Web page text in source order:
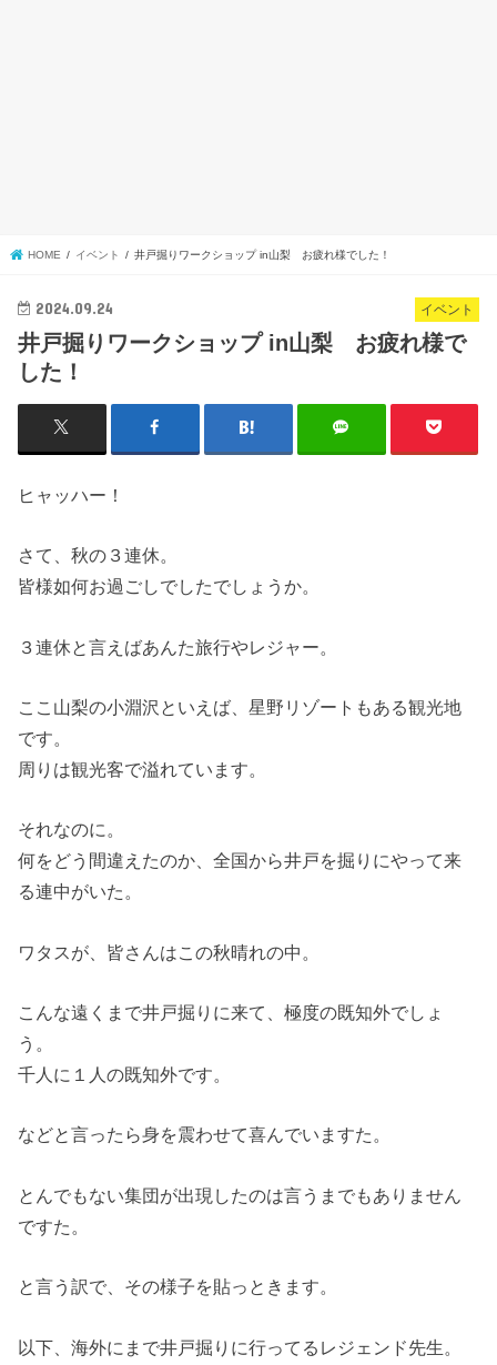
HOME イベント 井戸掘りワークショップ in山梨 お疲れ様でした！
イベント
2024.09.24
井戸掘りワークショップ in山梨 お疲れ様で
した！
ヒャッハー！
さて、秋の３連休。
皆様如何お過ごしでしたでしょうか。
３連休と言えばあんた旅行やレジャー。
ここ山梨の小淵沢といえば、星野リゾートもある観光地
です。
周りは観光客で溢れています。
それなのに。
何をどう間違えたのか、全国から井戸を掘りにやって来
る連中がいた。
ワタスが、皆さんはこの秋晴れの中。
こんな遠くまで井戸掘りに来て、極度の既知外でしょ
う。
千人に１人の既知外です。
などと言ったら身を震わせて喜んでいますた。
とんでもない集団が出現したのは言うまでもありません
ですた。
と言う訳で、その様子を貼っときます。
以下、海外にまで井戸掘りに行ってるレジェンド先生。